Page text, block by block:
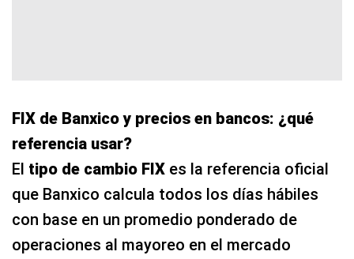
FIX de Banxico y precios en bancos: ¿qué
referencia usar?
El tipo de cambio FIX es la referencia oficial
que Banxico calcula todos los días hábiles
con base en un promedio ponderado de
operaciones al mayoreo en el mercado